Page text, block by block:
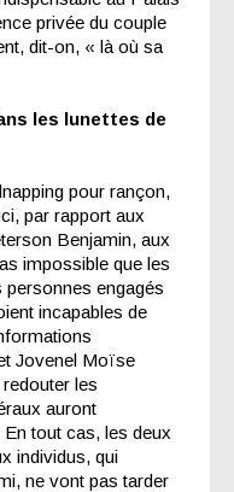
privée du couple
dit-on, « là où sa
les lunettes de
pour rançon,
par rapport aux
Benjamin, aux
impossible que les
personnes engagés
incapables de
Jovenel Moïse
les
auront
tout cas, les deux
individus, qui
ne vont pas tarder